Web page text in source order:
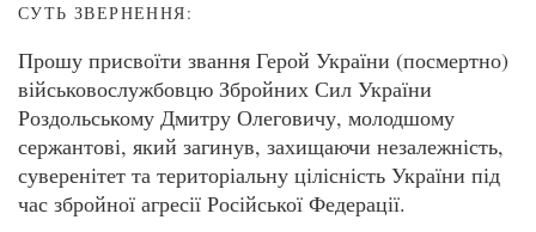
СУТЬ ЗВЕРНЕННЯ:
Прошу присвоїти звання Герой України (посмертно)
військовослужбовцю Збройних Сил України
Роздольському Дмитру Олеговичу, молодшому
сержантові, який загинув, захищаючи незалежність,
суверенітет та територіальну цілісність України під
час збройної агресії Російської Федерації.